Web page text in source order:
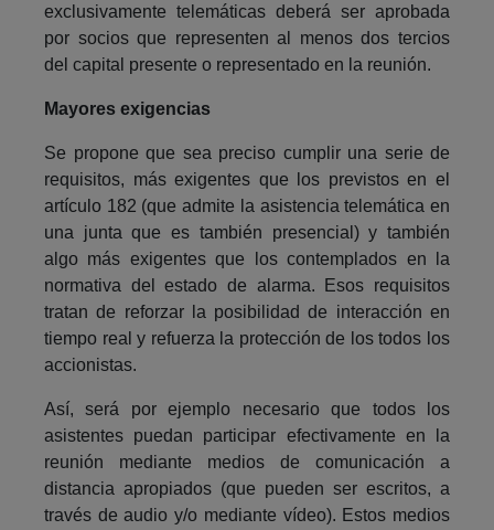
exclusivamente telemáticas deberá ser aprobada
por socios que representen al menos dos tercios
del capital presente o representado en la reunión.
Mayores exigencias
Se propone que sea preciso cumplir una serie de
requisitos, más exigentes que los previstos en el
artículo 182 (que admite la asistencia telemática en
una junta que es también presencial) y también
algo más exigentes que los contemplados en la
normativa del estado de alarma. Esos requisitos
tratan de reforzar la posibilidad de interacción en
tiempo real y refuerza la protección de los todos los
accionistas.
Así, será por ejemplo necesario que todos los
asistentes puedan participar efectivamente en la
reunión mediante medios de comunicación a
distancia apropiados (que pueden ser escritos, a
través de audio y/o mediante vídeo). Estos medios